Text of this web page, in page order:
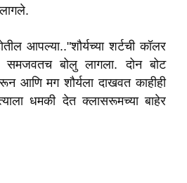
आपल्या.."शौर्यच्या शर्टची कॉलर
समजवतच बोलु लागला. दोन बोट
आणि मग शौर्यला दाखवत काहीही
धमकी देत क्लासरूमच्या बाहेर